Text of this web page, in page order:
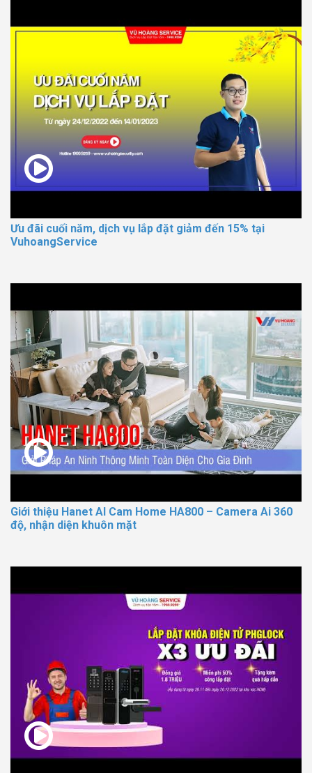
Ưu đãi cuối năm, dịch vụ lắp đặt giảm đến 15% tại
VuhoangService
Giới thiệu Hanet AI Cam Home HA800 – Camera Ai 360
độ, nhận diện khuôn mặt